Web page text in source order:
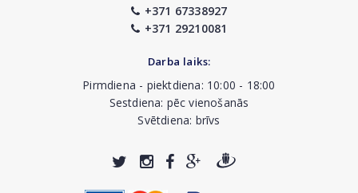
+371 67338927
+371 29210081
Darba laiks:
Pirmdiena - piektdiena: 10:00 - 18:00
Sestdiena: pēc vienošanās
Svētdiena: brīvs